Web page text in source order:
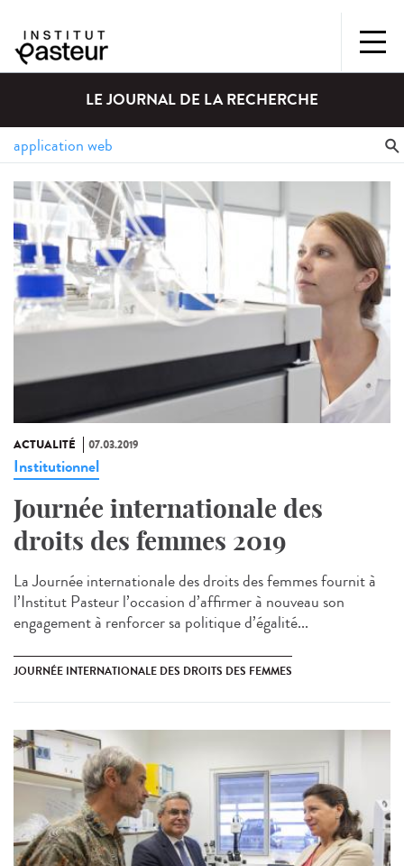
LE JOURNAL DE LA RECHERCHE
ACTUALITÉ 07.03.2019
Institutionnel
Journée internationale des
droits des femmes 2019
La Journée internationale des droits des femmes fournit à
l’Institut Pasteur l’occasion d’affirmer à nouveau son
engagement à renforcer sa politique d’égalité...
JOURNÉE INTERNATIONALE DES DROITS DES FEMMES